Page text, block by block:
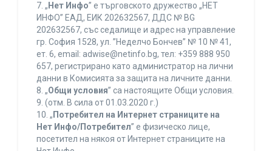
7. „ Нет Инфо” е търговското дружество „НЕТ
ИНФО” ЕАД, ЕИК 202632567, ДДС № BG
202632567, със седалище и адрес на управление
гр. София 1528, ул. ”Неделчо Бончев” № 10 № 41,
ет. 6, еmail: adwise@netinfo.bg, тел: +359 888 950
657, регистрирано като администратор на лични
данни в Комисията за защита на личните данни.
8. „Общи условия” са настоящите Общи условия.
9. (отм. В сила от 01.03.2020 г.)
10. „ Потребител на Интернет страниците на
Нет Инфо/Потребител” е физическо лице,
посетител на някоя от Интернет страниците на